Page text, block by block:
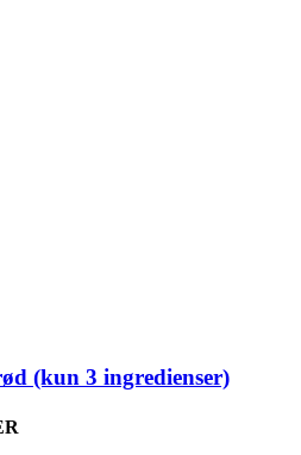
(kun 3 ingredienser)